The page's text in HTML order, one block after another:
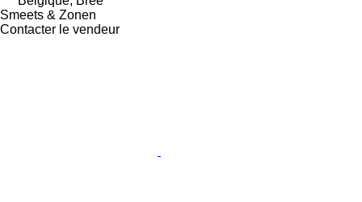
Smeets & Zonen
Contacter le vendeur